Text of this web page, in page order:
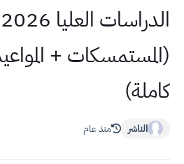
(المستمسكات +
كاملة)
الناشر منذ عام